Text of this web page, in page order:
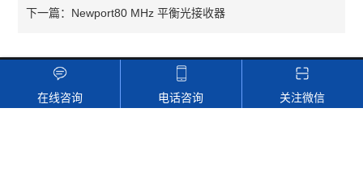
下一篇： Newport80 MHz 平衡光接收器
联系我们
在线咨询 电话咨询 关注微信